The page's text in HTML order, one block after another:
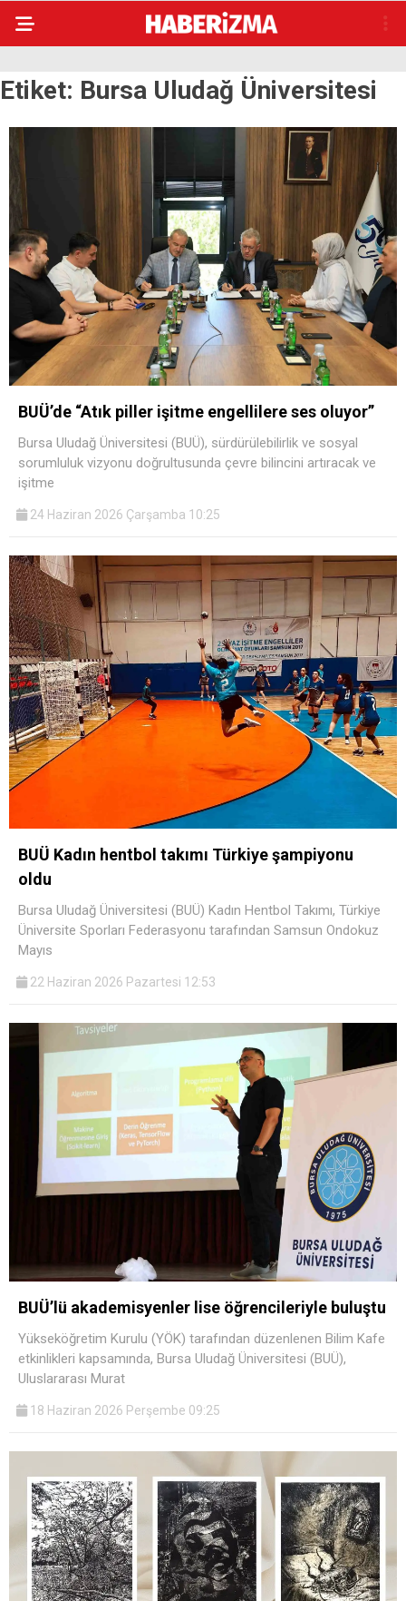
Etiket: Bursa Uludağ Üniversitesi
BUÜ’de “Atık piller işitme engellilere ses oluyor”
Bursa Uludağ Üniversitesi (BUÜ), sürdürülebilirlik ve sosyal
sorumluluk vizyonu doğrultusunda çevre bilincini artıracak ve
işitme
24 Haziran 2026 Çarşamba 10:25
BUÜ Kadın hentbol takımı Türkiye şampiyonu
oldu
Bursa Uludağ Üniversitesi (BUÜ) Kadın Hentbol Takımı, Türkiye
Üniversite Sporları Federasyonu tarafından Samsun Ondokuz
Mayıs
22 Haziran 2026 Pazartesi 12:53
BUÜ’lü akademisyenler lise öğrencileriyle buluştu
Yükseköğretim Kurulu (YÖK) tarafından düzenlenen Bilim Kafe
etkinlikleri kapsamında, Bursa Uludağ Üniversitesi (BUÜ),
Uluslararası Murat
18 Haziran 2026 Perşembe 09:25